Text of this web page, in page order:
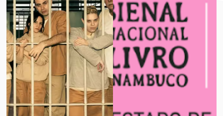
BIENAL INTERNACIONAL DO LIVRO DE
VER POST